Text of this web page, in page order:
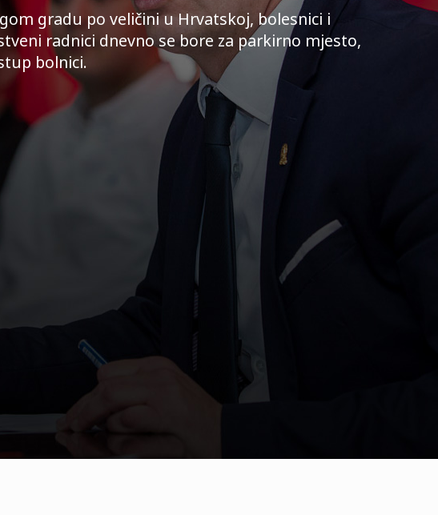
gradu po veličini u Hrvatskoj, bolesnici i
radnici dnevno se bore za parkirno mjesto,
bolnici.